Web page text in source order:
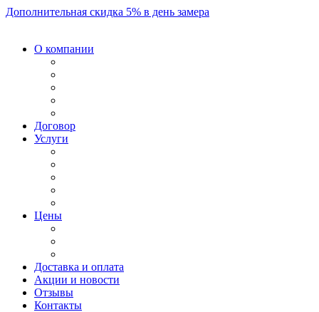
Дополнительная скидка 5% в день замера
О компании
Договор
Услуги
Цены
Доставка и оплата
Акции и новости
Отзывы
Контакты